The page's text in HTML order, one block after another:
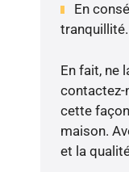
En
tranquillité.
En fait, ne
contactez-
cette
maison.
et la